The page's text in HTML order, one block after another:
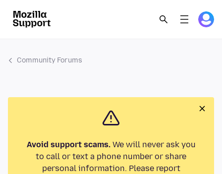
Community Forums
Avoid support scams.We will never ask you
to call or text a phone number or share
personal information. Please report